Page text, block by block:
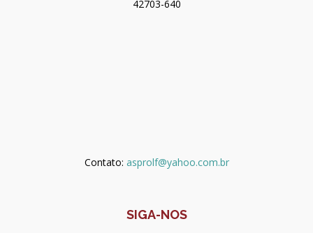
42703-640
Contato: asprolf@yahoo.com.br
SIGA-NOS